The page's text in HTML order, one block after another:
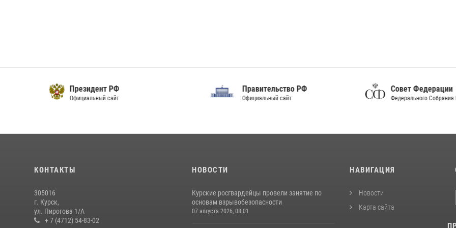
Президент РФ
Официальный сайт
Правительство РФ
Официальный сайт
Совет Федерации
Федерального Собрания РФ
КОНТАКТЫ
305016
г. Курск,
ул. Пирогова 1/А
+ 7 (4712) 54-83-02
НОВОСТИ
Курские росгвардейцы провели занятие по
основам взрывобезопасности
07 августа 2026, 08:01
НАВИГАЦИЯ
Новости
Карта сайта